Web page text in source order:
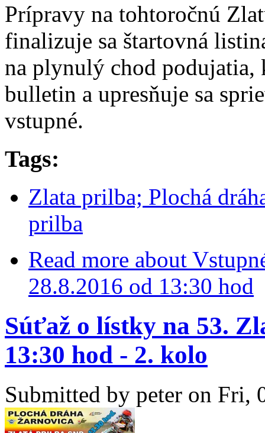
Prípravy na tohtoročnú
finalizuje sa štartovná
na plynulý chod podujatia,
bulletin a upresňuje sa
vstupné.
Tags:
Zlata prilba; Plochá
prilba
Read more about
28.8.2016 od 13:30 hod
Súťaž o lístky na 53.
13:30 hod - 2. kolo
Submitted by peter on Fri,